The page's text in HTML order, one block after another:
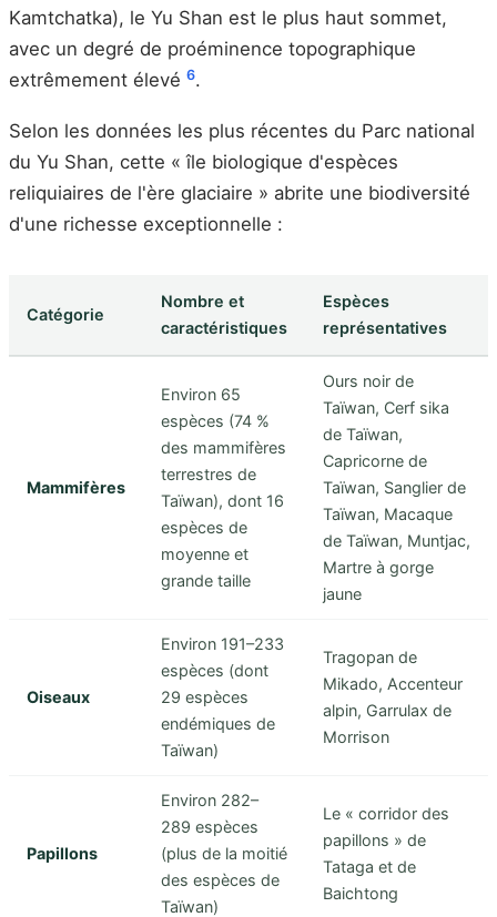
Kamtchatka), le Yu Shan est le plus haut sommet,
avec un degré de proéminence topographique
extrêmement élevé 6.
Selon les données les plus récentes du Parc national
du Yu Shan, cette « île biologique d'espèces
reliquiaires de l'ère glaciaire » abrite une biodiversité
d'une richesse exceptionnelle :
Catégorie
Nombre et
caractéristiques
Espèces
représentatives
Mammifères
Environ 65
espèces (74 %
des mammifères
terrestres de
Taïwan), dont 16
espèces de
moyenne et
grande taille
Ours noir de
Taïwan, Cerf sika
de Taïwan,
Capricorne de
Taïwan, Sanglier de
Taïwan, Macaque
de Taïwan, Muntjac,
Martre à gorge
jaune
Oiseaux
Environ 191–233
espèces (dont
29 espèces
endémiques de
Taïwan)
Tragopan de
Mikado, Accenteur
alpin, Garrulax de
Morrison
Papillons
Environ 282–
289 espèces
(plus de la moitié
des espèces de
Taïwan)
Le « corridor des
papillons » de
Tataga et de
Baichtong